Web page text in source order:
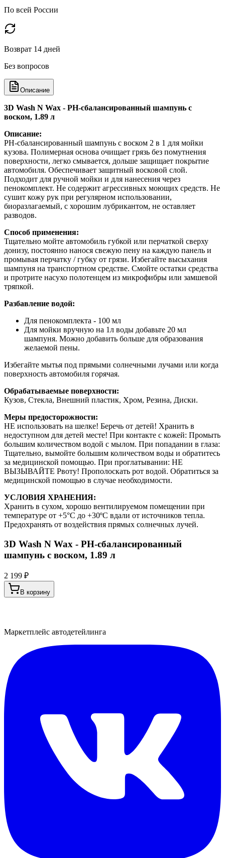
По всей России
Возврат 14 дней
Без вопросов
Описание
3D Wash N Wax - РH-сбалансированный шампунь с
воском, 1.89 л
Описание:
РH-сбалансированный шампунь с воском 2 в 1 для мойки
кузова. Полимерная основа очищает грязь без помутнения
поверхности, легко смывается, дольше защищает покрытие
автомобиля. Обеспечивает защитный восковой слой.
Подходит для ручной мойки и для нанесения через
пенокомплект. Не содержит агрессивных моющих средств. Не
сушит кожу рук при регулярном использовании,
биоразлагаемый, с хорошим лубрикантом, не оставляет
разводов.
Способ применения:
Тщательно мойте автомобиль губкой или перчаткой сверху
донизу, постоянно нанося свежую пену на каждую панель и
промывая перчатку / губку от грязи. Избегайте высыхания
шампуня на транспортном средстве. Смойте остатки средства
и протрите насухо полотенцем из микрофибры или замшевой
тряпкой.
Разбавление водой:
Для пенокомплекта - 100 мл
Для мойки вручную на 1л воды добавьте 20 мл
шампуня. Можно добавить больше для образования
желаемой пены.
Избегайте мытья под прямыми солнечными лучами или когда
поверхность автомобиля горячая.
Обрабатываемые поверхности:
Кузов, Стекла, Внешний пластик, Хром, Резина, Диски.
Меры предосторожности:
НЕ использовать на шелке! Беречь от детей! Хранить в
недоступном для детей месте! При контакте с кожей: Промыть
большим количеством водой с мылом. При попадании в глаза:
Тщательно, вымойте большим количеством воды и обратитесь
за медицинской помощью. При проглатывании: НЕ
ВЫЗЫВАЙТЕ Рвоту! Прополоскать рот водой. Обратиться за
медицинской помощью в случае необходимости.
УСЛОВИЯ ХРАНЕНИЯ:
Хранить в сухом, хорошо вентилируемом помещении при
температуре от +5°С до +30ºC вдали от источников тепла.
Предохранять от воздействия прямых солнечных лучей.
3D Wash N Wax - РH-сбалансированный
шампунь с воском, 1.89 л
2 199 ₽
В корзину
Маркетплейс автодетейлинга